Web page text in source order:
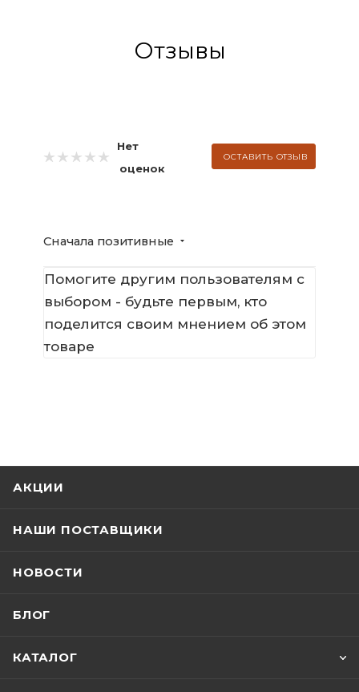
Отзывы
Нет
оценок
ОСТАВИТЬ ОТЗЫВ
Сначала позитивные
Помогите другим пользователям с
выбором - будьте первым, кто
поделится своим мнением об этом
товаре
АКЦИИ
НАШИ ПОСТАВЩИКИ
НОВОСТИ
БЛОГ
КАТАЛОГ